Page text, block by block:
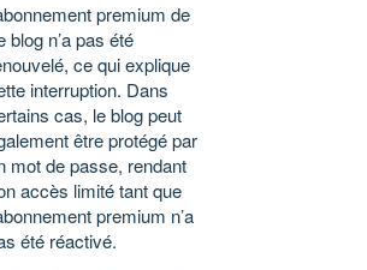
premium de
blog n’a pas été
ce qui explique
interruption. Dans
cas, le blog peut
être protégé par
mot de passe, rendant
accès limité tant que
premium n’a
été réactivé.